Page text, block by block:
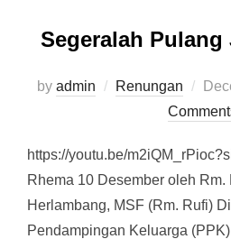
Segeralah Pulang
by admin Renungan
on
https://youtu.be/
Rhema 10 Desember oleh Rm.
Herlambang, MSF (Rm. Rufi)
Pendampingan Keluarga